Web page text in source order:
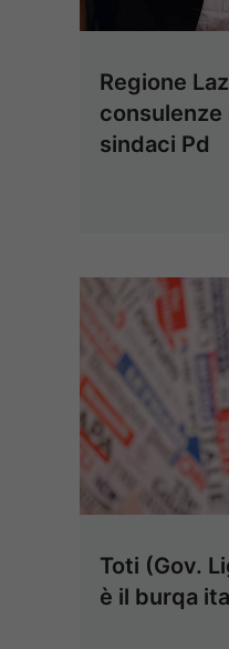
Regione
sindaci Pd
Toti (Gov.
è il burqa